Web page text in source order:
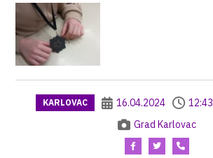
KARLOVAC 16.04.2024 12:43
Grad Karlovac